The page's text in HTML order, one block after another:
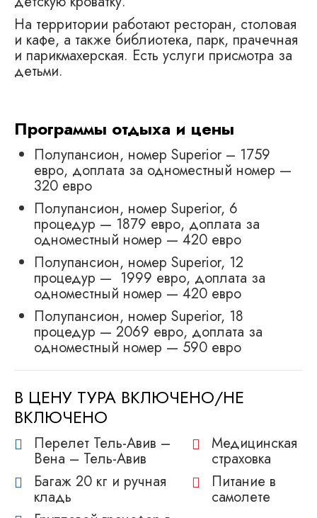
На территории работают ресторан, столовая
и кафе, а также библиотека, парк, прачечная
и парикмахерская. Есть услуги присмотра за
детьми.
Программы отдыха и цены
Полупансион, номер Superior – 1759
евро, доплата за одноместный номер —
320 евро
Полупансион, номер Superior, 6
процедур — 1879 евро, доплата за
одноместный номер — 420 евро
Полупансион, номер Superior, 12
процедур — 1999 евро, доплата за
одноместный номер — 420 евро
Полупансион, номер Superior, 18
процедур — 2069 евро, доплата за
одноместный номер — 590 евро
В ЦЕНУ ТУРА ВКЛЮЧЕНО/НЕ
ВКЛЮЧЕНО
Перелет Тель-Авив –
Вена – Тель-Авив
Багаж 20 кг и ручная
кладь
Медицинская
страховка
Питание в
самолете